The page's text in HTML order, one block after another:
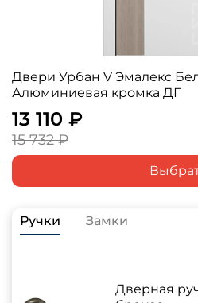
Двери Урбан V Эмалекс
Алюминиевая кромка ДГ
13 110 ₽
15 732 ₽
Ручки Замки
Дверная